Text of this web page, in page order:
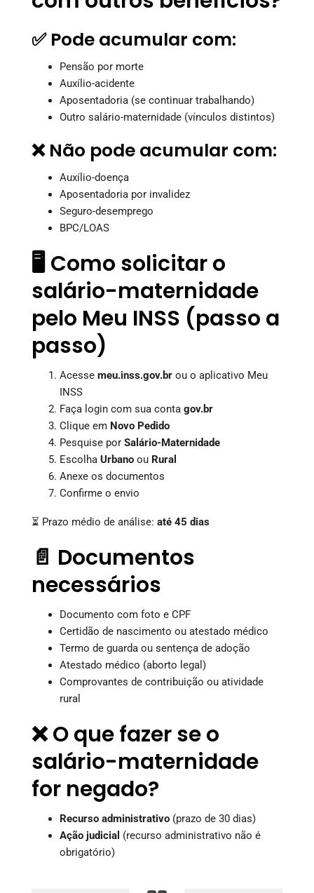
✅ Pode acumular com:
Pensão por morte
Auxílio-acidente
Aposentadoria (se continuar trabalhando)
Outro salário-maternidade (vínculos distintos)
❌ Não pode acumular com:
Auxílio-doença
Aposentadoria por invalidez
Seguro-desemprego
BPC/LOAS
🖥️ Como solicitar o
salário-maternidade
pelo Meu INSS (passo a
passo)
Acesse meu.inss.gov.br ou o aplicativo Meu
INSS
Faça login com sua conta gov.br
Clique em Novo Pedido
Pesquise por Salário-Maternidade
Escolha Urbano ou Rural
Anexe os documentos
Confirme o envio
⏳ Prazo médio de análise: até 45 dias
📄 Documentos
necessários
Documento com foto e CPF
Certidão de nascimento ou atestado médico
Termo de guarda ou sentença de adoção
Atestado médico (aborto legal)
Comprovantes de contribuição ou atividade
rural
❌ O que fazer se o
salário-maternidade
for negado?
Recurso administrativo (prazo de 30 dias)
Ação judicial (recurso administrativo não é
obrigatório)